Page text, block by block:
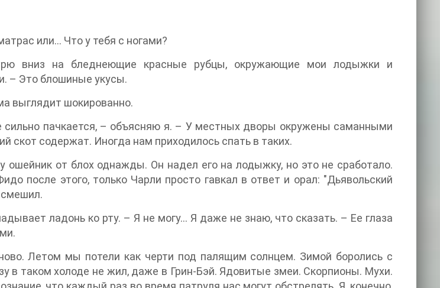
или… Что у тебя с ногами?
вниз на бледнеющие красные рубцы, окружающие мои лодыжки и
– Это блошиные укусы.
выглядит шокированно.
сильно пачкается, – объясняю я. – У местных дворы окружены саманными
скот содержат. Иногда нам приходилось спать в таких.
ошейник от блох однажды. Он надел его на лодыжку, но это не сработало.
после этого, только Чарли просто гавкал в ответ и орал: "Дьявольский
смешил.
ладонь ко рту. – Я не могу… Я даже не знаю, что сказать. – Ее глаза
Летом мы потели как черти под палящим солнцем. Зимой боролись с
в таком холоде не жил, даже в Грин-Бэй. Ядовитые змеи. Скорпионы. Мухи.